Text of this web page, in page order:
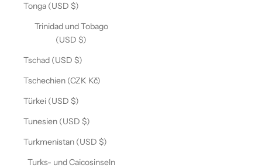
Tonga (USD $)
Trinidad und Tobago
(USD $)
Tschad (USD $)
Tschechien (CZK Kč)
Türkei (USD $)
Tunesien (USD $)
Turkmenistan (USD $)
Turks- und Caicosinseln